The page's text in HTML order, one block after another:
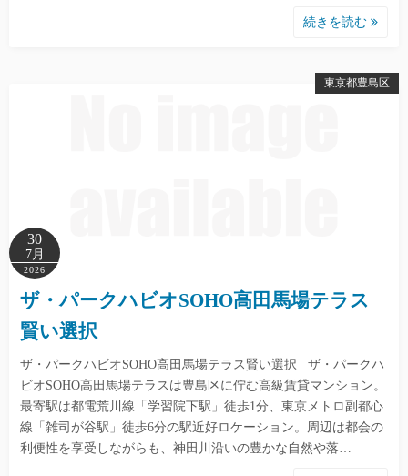
続きを読む
東京都豊島区
30
7月
2026
ザ・パークハビオSOHO高田馬場テラス
賢い選択
ザ・パークハビオSOHO高田馬場テラス賢い選択 ザ・パークハ
ビオSOHO高田馬場テラスは豊島区に佇む高級賃貸マンション。
最寄駅は都電荒川線「学習院下駅」徒歩1分、東京メトロ副都心
線「雑司が谷駅」徒歩6分の駅近好ロケーション。周辺は都会の
利便性を享受しながらも、神田川沿いの豊かな自然や落…